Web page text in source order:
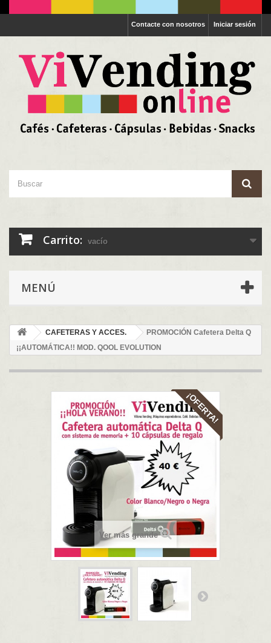
Iniciar sesión
Contacte con nosotros
Carrito: vacío
MENÚ
CAFETERAS Y ACCES.
PROMOCIÓN Cafetera Delta Q
¡¡AUTOMÁTICA!! MOD. QOOL EVOLUTION
¡OFERTA!
Ver más grande